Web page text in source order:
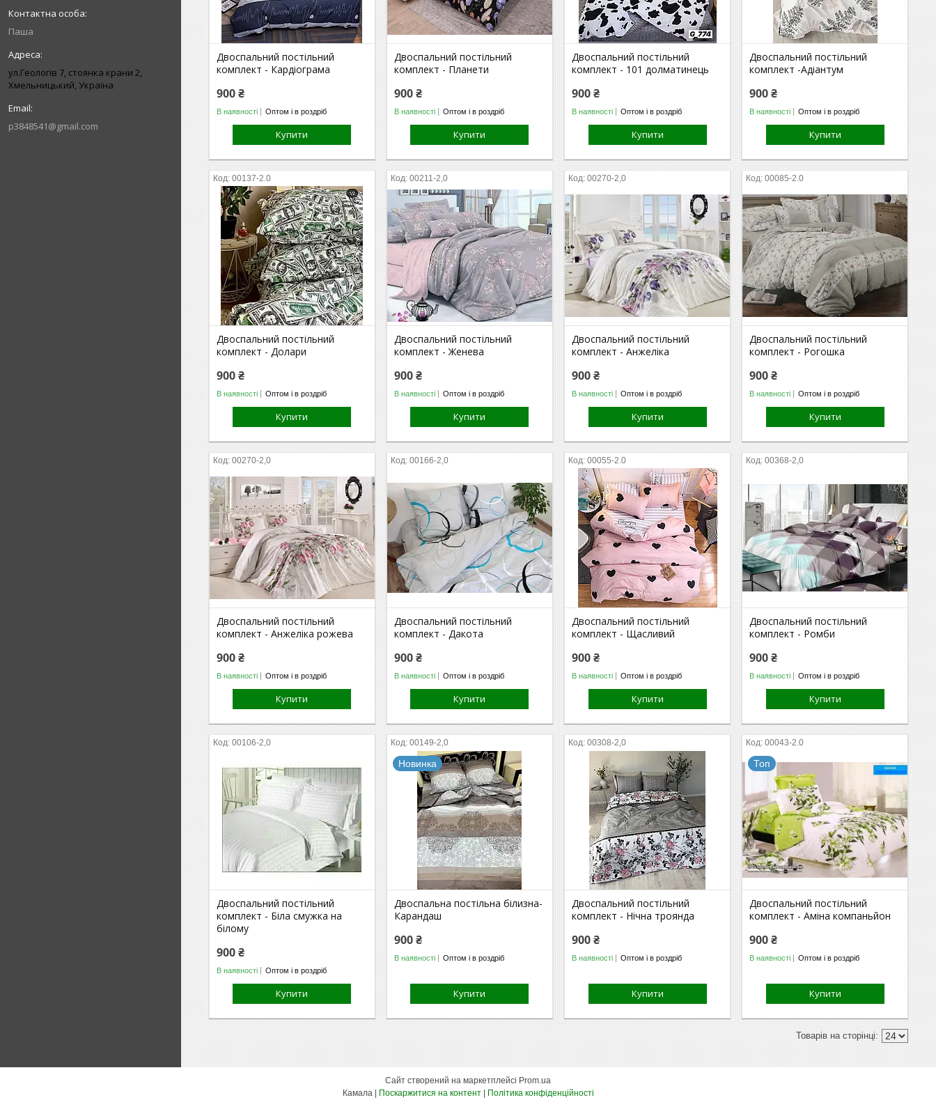
Паша
ул.Геологів 7, стоянка крани 2,
Хмельницький, Україна
p3848541@gmail.com
Двоспальний постільний
комплект - Кардіограма
900 ₴
В наявності Оптом і в роздріб
Купити
Двоспальний постільний
комплект - Планети
900 ₴
В наявності Оптом і в роздріб
Купити
Двоспальний постільний
комплект - 101 долматинець
900 ₴
В наявності Оптом і в роздріб
Купити
Двоспальний постільний
комплект -Адіантум
900 ₴
В наявності Оптом і в роздріб
Купити
00137-2.0
Двоспальний постільний
комплект - Долари
900 ₴
В наявності Оптом і в роздріб
Купити
00211-2,0
Двоспальний постільний
комплект - Женева
900 ₴
В наявності Оптом і в роздріб
Купити
00270-2,0
Двоспальний постільний
комплект - Анжеліка
900 ₴
В наявності Оптом і в роздріб
Купити
00085-2.0
Двоспальний постільний
комплект - Рогошка
900 ₴
В наявності Оптом і в роздріб
Купити
00270-2,0
Двоспальний постільний
комплект - Анжеліка рожева
900 ₴
В наявності Оптом і в роздріб
Купити
00166-2,0
Двоспальний постільний
комплект - Дакота
900 ₴
В наявності Оптом і в роздріб
Купити
00055-2.0
Двоспальний постільний
комплект - Щасливий
900 ₴
В наявності Оптом і в роздріб
Купити
00368-2,0
Двоспальний постільний
комплект - Ромби
900 ₴
В наявності Оптом і в роздріб
Купити
00106-2,0
Двоспальний постільний
комплект - Біла смужка на
білому
900 ₴
В наявності Оптом і в роздріб
Купити
00149-2,0
Новинка
Двоспальна постільна білизна-
Карандаш
900 ₴
В наявності Оптом і в роздріб
Купити
00308-2,0
Двоспальний постільний
комплект - Нічна троянда
900 ₴
В наявності Оптом і в роздріб
Купити
00043-2.0
Топ
Двоспальний постільний
комплект - Аміна компаньйон
900 ₴
В наявності Оптом і в роздріб
Купити
Сайт створений на маркетплейсі Prom.ua
Поскаржитися на контент Політика конфіденційності